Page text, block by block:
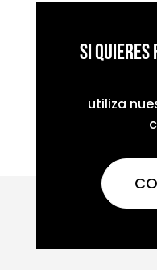
Si
utiliza